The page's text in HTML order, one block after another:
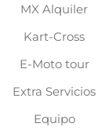
MX Alquiler
Kart-Cross
E-Moto tour
Extra Servicios
Equipo